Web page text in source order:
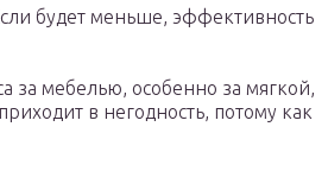
будет меньше, эффективность
за мебелью, особенно за мягкой,
в негодность, потому как